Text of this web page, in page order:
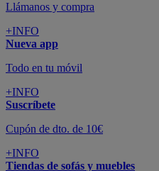
Llámanos y compra
+INFO
Nueva app
Todo en tu móvil
+INFO
Suscríbete
Cupón de dto. de 10€
+INFO
Tiendas de sofás y muebles